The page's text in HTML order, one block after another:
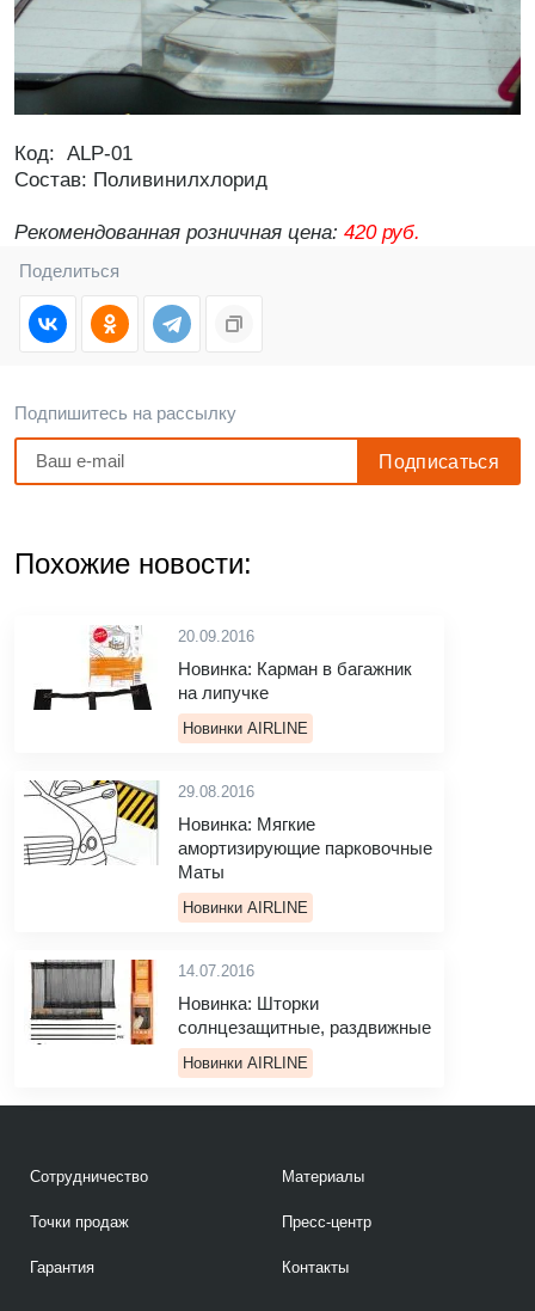
Код: ALP-01
Состав: Поливинилхлорид
Рекомендованная розничная цена: 420 руб.
Поделиться
Подпишитесь на рассылку
Похожие новости:
20.09.2016
Новинка: Карман в багажник
на липучке
Новинки AIRLINE
29.08.2016
Новинка: Мягкие
амортизирующие парковочные
Маты
Новинки AIRLINE
14.07.2016
Новинка: Шторки
солнцезащитные, раздвижные
Новинки AIRLINE
Сотрудничество
Точки продаж
Гарантия
Материалы
Пресс-центр
Контакты